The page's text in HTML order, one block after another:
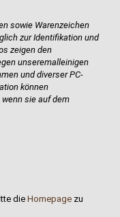
sowie Warenzeichen
zur Identifikation und
zeigen den
unseremalleinigen
und diverser PC-
können
sie auf dem
die Homepage zu